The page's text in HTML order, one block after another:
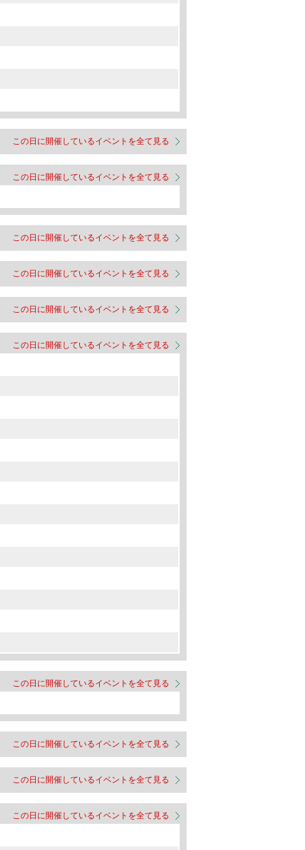
この日に開催しているイベントを全て見る
この日に開催しているイベントを全て見る
この日に開催しているイベントを全て見る
この日に開催しているイベントを全て見る
この日に開催しているイベントを全て見る
この日に開催しているイベントを全て見る
この日に開催しているイベントを全て見る
この日に開催しているイベントを全て見る
この日に開催しているイベントを全て見る
この日に開催しているイベントを全て見る